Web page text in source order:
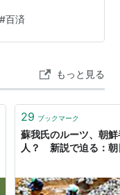
係はどうだった
した。 １、尊号の
「何か特別な存
うです。実は欽明
の記事の細註
#百済
もっと見る
29 ブックマーク
蘇我氏のルーツ、朝
人？ 新説で迫る：朝